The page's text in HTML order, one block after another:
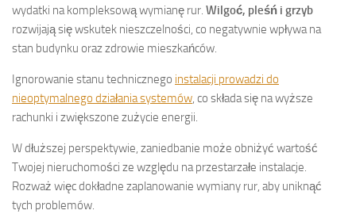
wydatki na kompleksową wymianę rur. Wilgoć, pleśń i grzyb
rozwijają się wskutek nieszczelności, co negatywnie wpływa na
stan budynku oraz zdrowie mieszkańców.
Ignorowanie stanu technicznego instalacji prowadzi do
nieoptymalnego działania systemów, co składa się na wyższe
rachunki i zwiększone zużycie energii.
W dłuższej perspektywie, zaniedbanie może obniżyć wartość
Twojej nieruchomości ze względu na przestarzałe instalacje.
Rozważ więc dokładne zaplanowanie wymiany rur, aby uniknąć
tych problemów.